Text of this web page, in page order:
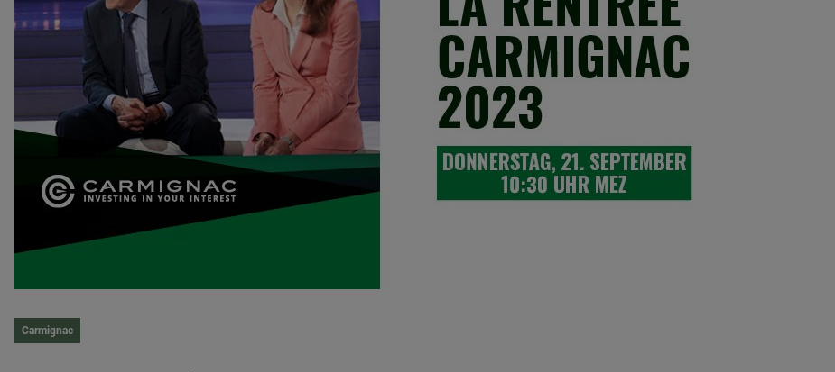
Carmignac